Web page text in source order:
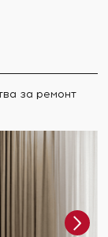
за ремонт